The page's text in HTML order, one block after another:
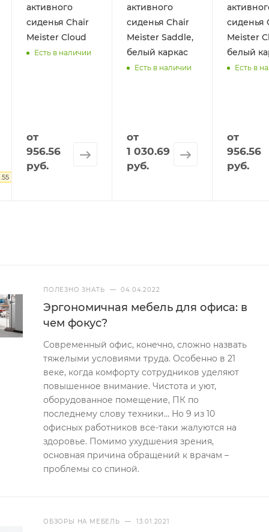
руб.
активного
сиденья Chair
Meister Cloud
Есть в наличии
от
956.56
руб.
активного
сиденья Chair
Meister Saddle,
белый каркас
Есть в наличии
от
1 030.69
руб.
сиденья
Meister
белый
Есть в
от
956.56
руб.
ПОЛЕЗНО ЗНАТЬ — 04.04.2022
Эргономичная мебель для офиса: в
чем фокус?
Современный офис, конечно, сложно назвать
тяжелыми условиями труда. Особенно в 21
веке, когда комфорту сотрудников уделяют
повышенное внимание. Чистота и уют,
оборудованное помещение, ПК по
последнему слову техники… Но 9 из 10
офисных работников все-таки жалуются на
здоровье. Помимо ухудшения зрения,
основная причина обращений к врачам –
проблемы со спиной.
ОБЗОРЫ НА МЕБЕЛЬ — 13.01.2021